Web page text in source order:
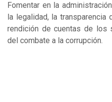
Fomentar en la
la legalidad, la
rendición de cuentas de los
del combate a la corrupción.